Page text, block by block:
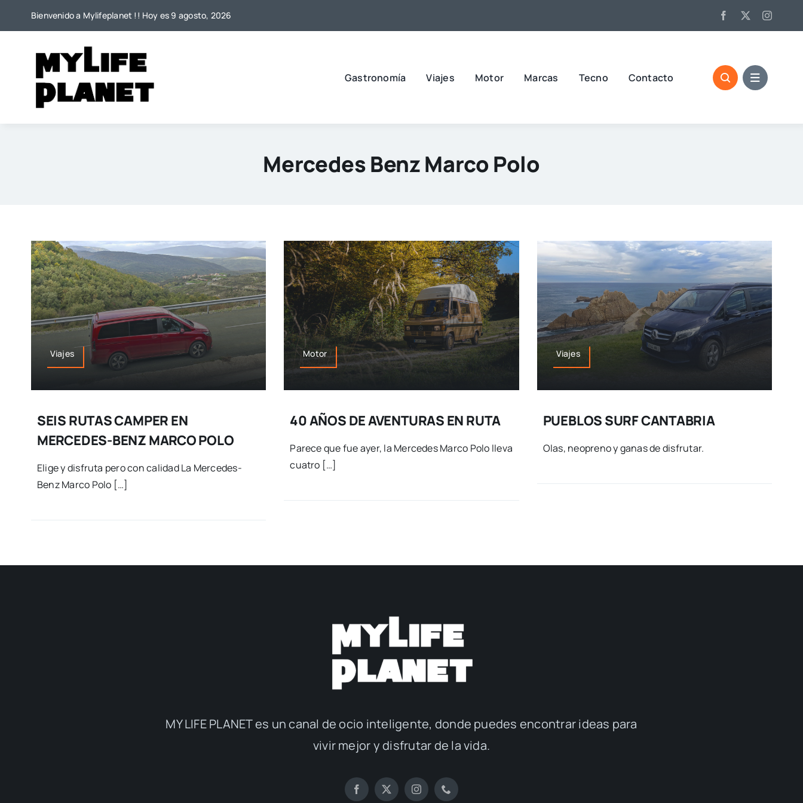
Bienvenido a Mylifeplanet !! Hoy es 9 agosto, 2026
Gastronomía Viajes Motor Marcas Tecno Contacto
Mercedes Benz Marco Polo
Viajes
SEIS RUTAS CAMPER EN
MERCEDES-BENZ MARCO POLO
Elige y disfruta pero con calidad La Mercedes-
Benz Marco Polo […]
Motor
40 AÑOS DE AVENTURAS EN RUTA
Parece que fue ayer, la Mercedes Marco Polo lleva
cuatro […]
Viajes
PUEBLOS SURF CANTABRIA
Olas, neopreno y ganas de disfrutar.
MY LIFE PLANET es un canal de ocio inteligente, donde puedes encontrar ideas para
vivir mejor y disfrutar de la vida.